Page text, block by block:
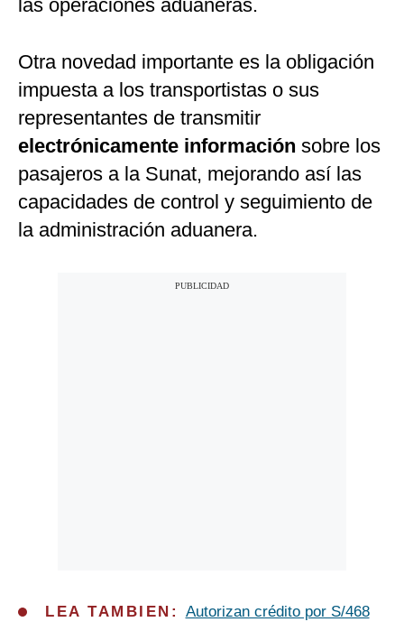
las operaciones aduaneras.
Otra novedad importante es la obligación
impuesta a los transportistas o sus
representantes de transmitir
electrónicamente información sobre los
pasajeros a la Sunat, mejorando así las
capacidades de control y seguimiento de
la administración aduanera.
LEA TAMBIEN: Autorizan crédito por S/468